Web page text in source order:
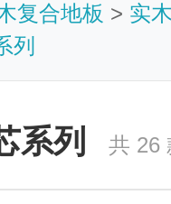
复合地板 > 实
列
系列 共 26